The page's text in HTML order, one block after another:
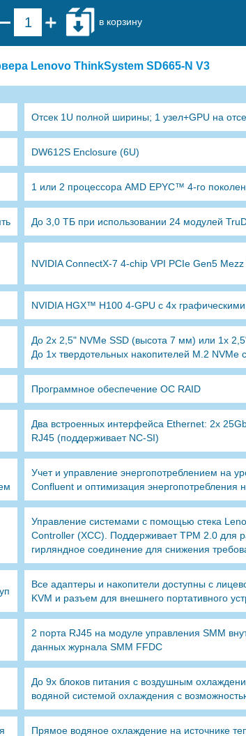
в корзину
Lenovo ThinkSystem SD665-N V3
Отсек 1U полной ширины; 1 узел+GPU на
DW612S Enclosure (6U)
1 или 2 процессора AMD EPYC™ 4-го
До 3,0 ТБ при использовании 24 модулей
NVIDIA ConnectX-7 4-chip VPI PCIe Gen5
NVIDIA HGX™ H100 4-GPU с 4x
До 2x 2,5" NVMe SSD (высота 7 мм) или 1x
До 1x твердотельных накопителей M.2
Программное обеспечение ОС RAID
Два встроенных интерфейса Ethernet: 2x
RJ45 (поддерживает NC-SI)
Учет и управление энергопотреблением на
Confluent и оптимизация
Управление системами с помощью стека
Controller (XCC). Поддерживает TPM 2.0 для
гирляндное соединение для снижения
Все адаптеры и накопители доступны с
KVM и разъем для внешнего портативного
2 порта RJ45 на модуле управления SMM
данных журнала SMM FFDC
До 9x блоков питания с воздушным
водяной системой охлаждения с
Прямое водяное охлаждение на источнике